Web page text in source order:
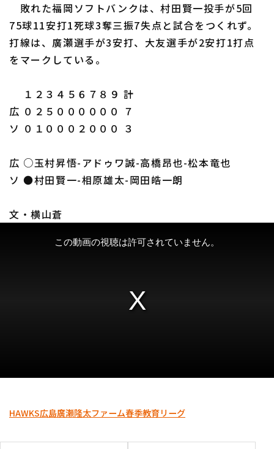
特定商取引法の表示 アルバイト募集 （別ウィンドウで開く
敗れた福岡ソフトバンクは、村田賢一投手が5回
75球11安打1死球3奪三振7失点と試合をつくれず。
打線は、廣瀬選手が3安打、大友選手が2安打1打点
をマークしている。
１２３４５６７８９ 計
広 ０２５００００００ ７
ソ ０１０００２０００ ３
広 ○玉村昇悟-アドゥワ誠-高橋昂也-松本竜也
ソ ●村田賢一-相原雄太-岡田皓一朗
文・横山蒼
HAWKS広島廣瀬隆太ファーム春季教育リーグ